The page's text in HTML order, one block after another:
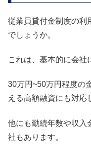
従業員貸付金制度の利
でしょうか。
これは、基本的に会社
30万円~50万円程度の
える高額融資にも対応
他にも勤続年数や収入
社もあります。